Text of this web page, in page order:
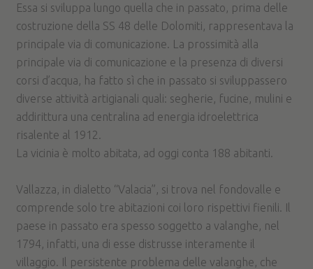
Essa si sviluppa lungo quella che in passato, prima delle
costruzione della SS 48 delle Dolomiti, rappresentava la
principale via di comunicazione. La prossimità alla
principale via di comunicazione e la presenza di diversi
corsi d’acqua, ha fatto sì che in passato si sviluppassero
diverse attività artigianali quali: segherie, fucine, mulini e
addirittura una centralina ad energia idroelettrica
risalente al 1912.
La vicinia è molto abitata, ad oggi conta 188 abitanti.
Vallazza, in dialetto “Valacia”, si trova nel fondovalle e
comprende solo tre abitazioni coi loro rispettivi fienili. Il
paese in passato era spesso soggetto a valanghe, nel
1794, infatti, una di esse distrusse interamente il
villaggio. Il persistente problema delle valanghe, che